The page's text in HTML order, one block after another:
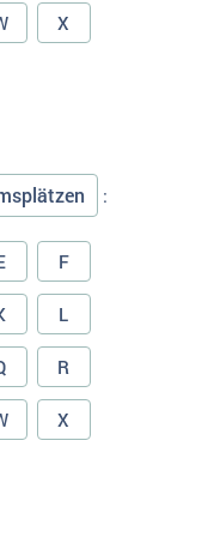
X
:
F
L
R
X